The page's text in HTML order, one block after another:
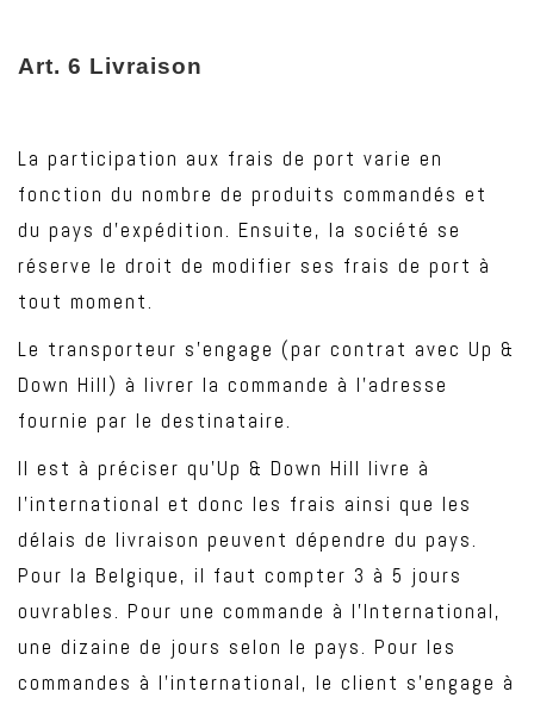
Art. 6 Livraison
La participation aux frais de port varie en
fonction du nombre de produits commandés et
du pays d’expédition. Ensuite, la société se
réserve le droit de modifier ses frais de port à
tout moment.
Le transporteur s’engage (par contrat avec Up &
Down Hill) à livrer la commande à l’adresse
fournie par le destinataire.
Il est à préciser qu’Up & Down Hill livre à
l’international et donc les frais ainsi que les
délais de livraison peuvent dépendre du pays.
Pour la Belgique, il faut compter 3 à 5 jours
ouvrables. Pour une commande à l’International,
une dizaine de jours selon le pays. Pour les
commandes à l’international, le client s’engage à